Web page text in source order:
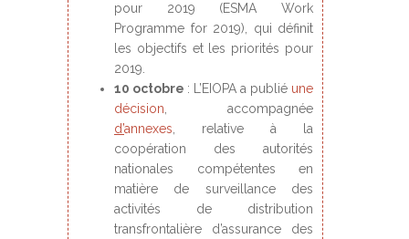
pour 2019 (ESMA Work
Programme for 2019), qui définit
les objectifs et les priorités pour
2019.
10 octobre : L’EIOPA a publié une
décision , accompagnée
d’annexes , relative à la
coopération des autorités
nationales compétentes en
matière de surveillance des
activités de distribution
transfrontalière d’assurance des